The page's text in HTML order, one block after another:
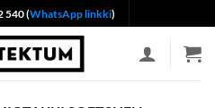
540 (WhatsApp linkki)